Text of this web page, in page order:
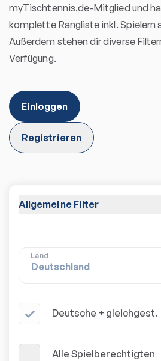
myTischtennis.de-Mitglied und
komplette Rangliste inkl. Spielern
Außerdem stehen dir diverse
Verfügung.
Einloggen
Registrieren
Allgemeine Filter
Land
Deutsche + gleichgest.
Alle Spielberechtigten